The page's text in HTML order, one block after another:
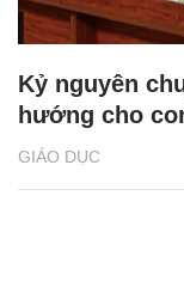
GIÁO DỤC
Kỷ nguyên
hướng cho